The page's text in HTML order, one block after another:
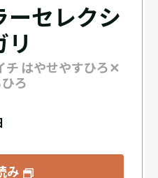
ーセレクシ
チ はやせやすひろ✕
ろ
み